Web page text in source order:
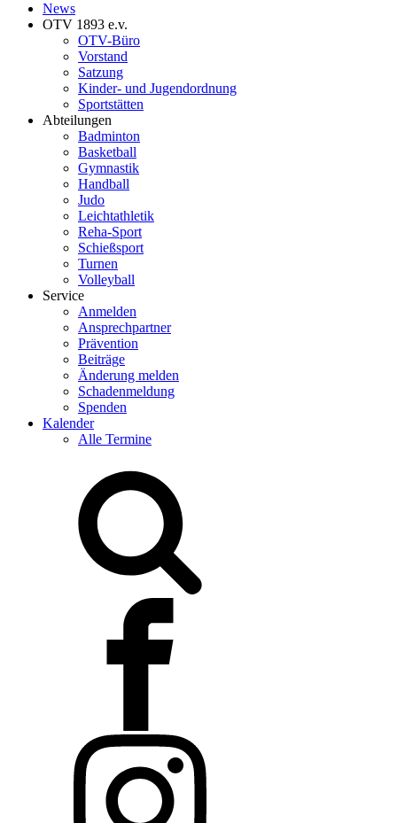
News
OTV 1893 e.v.
OTV-Büro
Vorstand
Satzung
Kinder- und Jugendordnung
Sportstätten
Abteilungen
Badminton
Basketball
Gymnastik
Handball
Judo
Leichtathletik
Reha-Sport
Schießsport
Turnen
Volleyball
Service
Anmelden
Ansprechpartner
Prävention
Beiträge
Änderung melden
Schadenmeldung
Spenden
Kalender
Alle Termine